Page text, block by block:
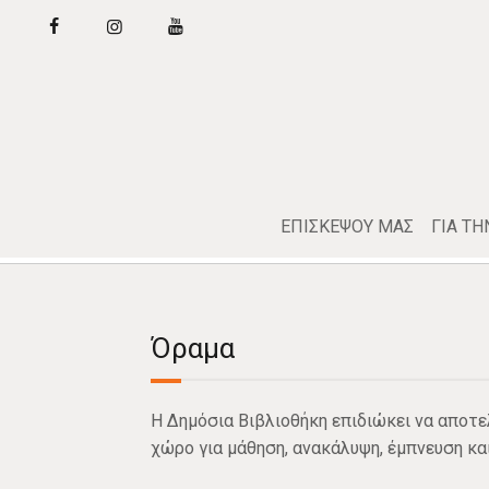
ΕΠΙΣΚΕΨΟΥ ΜΑΣ ΓΙΑ
Όραμα
Η Δημόσια Βιβλιοθήκη επιδιώκει να
χώρο για μάθηση, ανακάλυψη, έμπνευση